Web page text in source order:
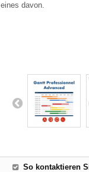
eines davon.
So kontaktieren